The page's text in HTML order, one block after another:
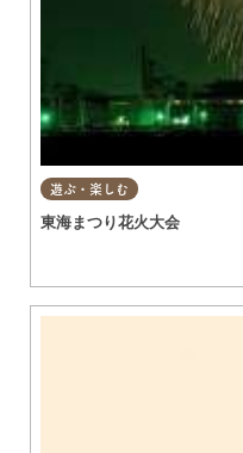
遊ぶ・楽しむ
東海まつり花火大会